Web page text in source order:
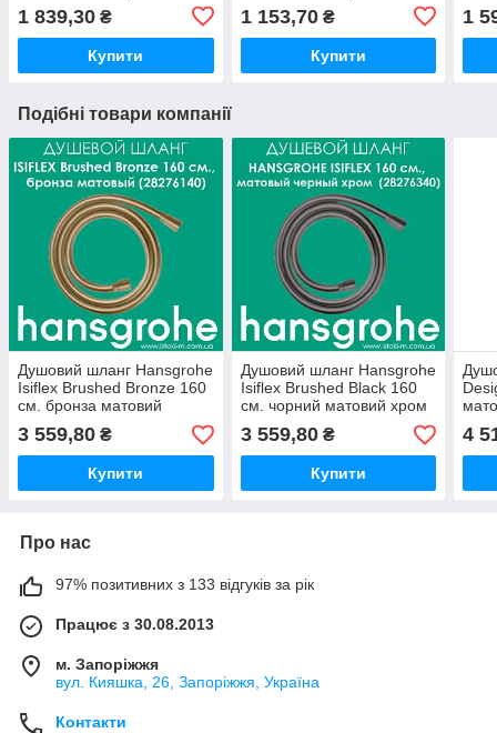
McAlpine
1 839,30 ₴
Купити
з'єднання)
1 153,70₴
Купити
1
Подібні товари компанії
Душовий шланг Hansgrohe
Isiflex Brushed Bronze 160
см. бронза матовий
(28276140)
3 559,80 ₴
Купити
Душовий шланг Hansgrohe
Isiflex Brushed Black 160
см. чорний матовий хром
(28276340)
3 559,80₴
Купити
4
Про нас
97% позитивних з 133 відгуків за рік
Працює з 30.08.2013
м. Запоріжжя
вул. Кияшка, 26, Запоріжжя, Україна
Контакти